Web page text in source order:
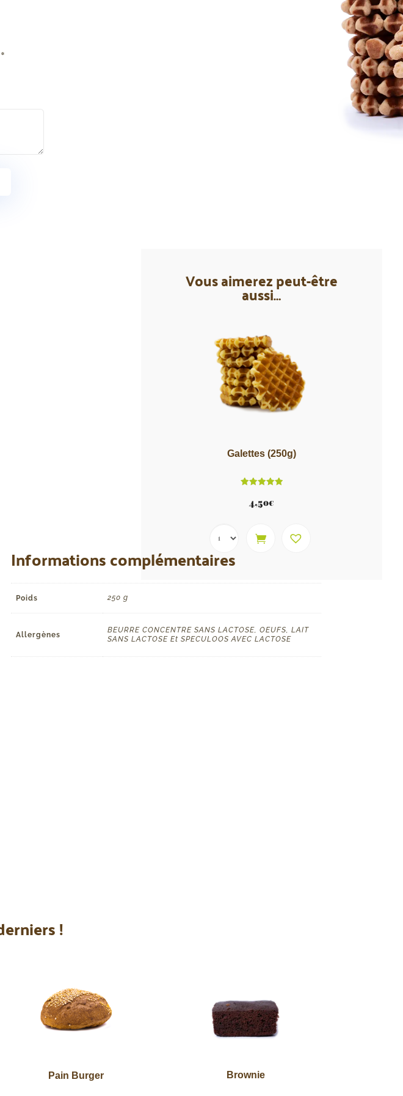
*
Vous aimerez peut-être
aussi…
Galettes (250g)
5.00
sur 5
4,50€
Informations complémentaires
Poids 250 g
Allergènes
BEURRE CONCENTRE SANS LACTOSE, OEUFS, LAIT
SANS LACTOSE Et SPECULOOS AVEC LACTOSE
!
Pain Burger Brownie